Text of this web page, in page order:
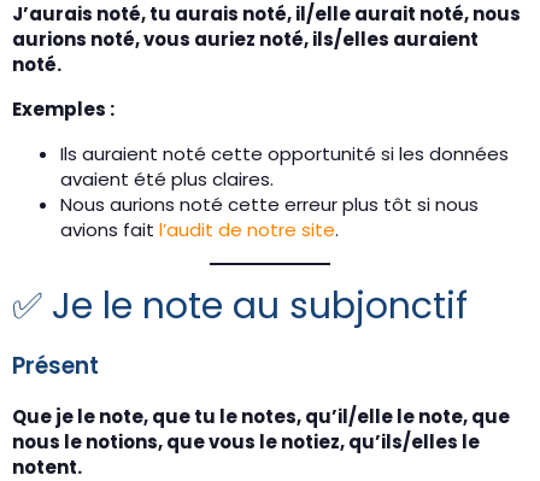
J’aurais noté, tu aurais noté, il/elle aurait noté, nous
aurions noté, vous auriez noté, ils/elles auraient
noté.
Exemples :
Ils auraient noté cette opportunité si les données
avaient été plus claires.
Nous aurions noté cette erreur plus tôt si nous
avions fait l’audit de notre site.
✅ Je le note au subjonctif
Présent
Que je le note, que tu le notes, qu’il/elle le note, que
nous le notions, que vous le notiez, qu’ils/elles le
notent.